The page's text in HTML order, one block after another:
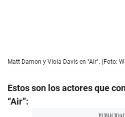
Matt Damon y Viola Davis en "Air". (Foto:
Estos son los actores que
“Air”: